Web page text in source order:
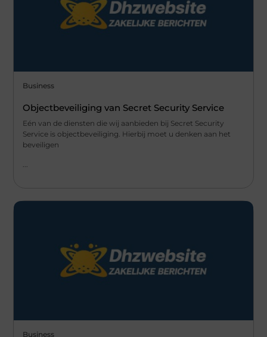
Business
Objectbeveiliging van Secret Security Service
Eén van de diensten die wij aanbieden bij Secret Security
Service is objectbeveiliging. Hierbij moet u denken aan het
beveiligen
Business